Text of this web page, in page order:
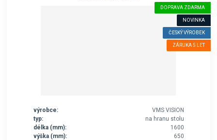
DOPRAVA ZDARMA
NOVINKA
ČESKÝ VÝROBEK
ZÁRUKA 5 LET
výrobce:
VMS VISION
typ:
na hranu stolu
délka (mm):
1600
výška (mm):
650